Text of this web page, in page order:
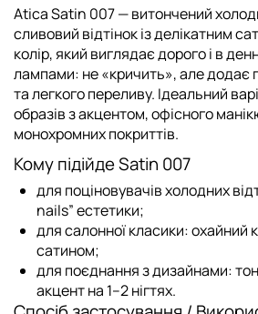
Atica Satin 007— витончений
сливовий відтінок із делікатним
колір, який виглядає дорого і в
лампами: не «кричить», але додає
та легкого переливу. Ідеальний
образів з акцентом, офісного
монохромних покриттів.
Кому підійде Satin 007
для поціновувачів холодних
nails” естетики;
для салонної класики: охайний
сатином;
для поєднання з дизайнами:
акцент на 1–2 нігтях.